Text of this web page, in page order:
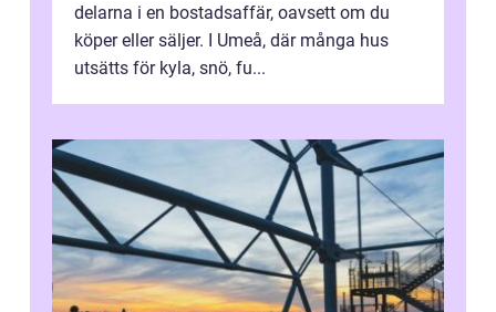
delarna i en bostadsaffär, oavsett om du
köper eller säljer. I Umeå, där många hus
utsätts för kyla, snö, fu...